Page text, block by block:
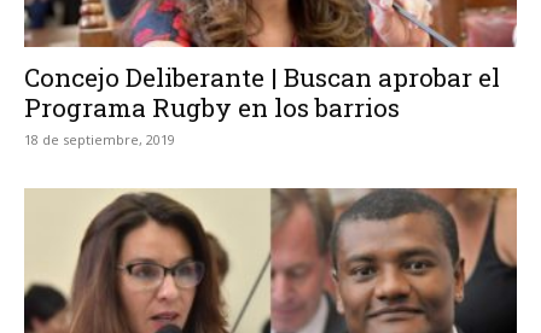
Concejo Deliberante | Buscan aprobar el
Programa Rugby en los barrios
18 de septiembre, 2019